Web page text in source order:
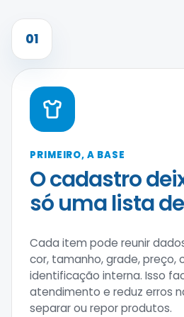
01
PRIMEIRO, A BASE
O cadastro
só uma lista
Cada item pode reunir
cor, tamanho, grade, preço,
identificação interna. Isso
atendimento e reduz erros
separar ou repor produtos.